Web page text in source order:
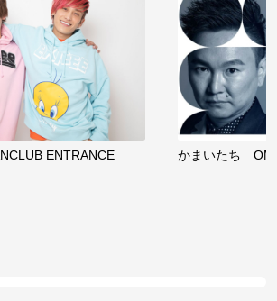
ENTRANCE かまいたち